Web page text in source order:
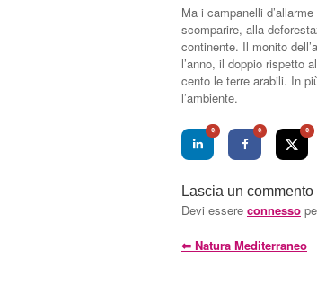
Ma i campanelli
scomparire, alla
continente. Il monito
l’anno, il doppio rispetto
cento le terre arabili. In
l’ambiente.
0 0 0
Lascia un commento
Devi essere connesso
⇐ Natura Mediterraneo